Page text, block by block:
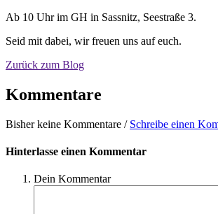
Ab 10 Uhr im GH in Sassnitz, Seestraße 3.
Seid mit dabei, wir freuen uns auf euch.
Zurück zum Blog
Kommentare
Bisher keine Kommentare / Schreibe einen
Hinterlasse einen Kommentar
Dein Kommentar